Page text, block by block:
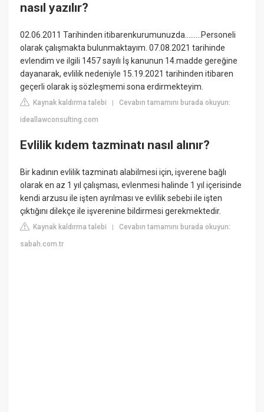
nasıl yazılır?
02.06.2011 Tarihinden itibarenkurumunuzda………Personeli
olarak çalışmakta bulunmaktayım. 07.08.2021 tarihinde
evlendim ve ilgili 1457 sayılı İş kanunun 14.madde gereğine
dayanarak, evlilik nedeniyle 15.19.2021 tarihinden itibaren
geçerli olarak iş sözleşmemi sona erdirmekteyim.
Kaynak kaldırma talebi |Cevabın tamamını burada okuyun:
ideallawconsulting.com
Evlilik kıdem tazminatı nasıl alınır?
Bir kadının evlilik tazminatı alabilmesi için, işverene bağlı
olarak en az 1 yıl çalışması, evlenmesi halinde 1 yıl içerisinde
kendi arzusu ile işten ayrılması ve evlilik sebebi ile işten
çıktığını dilekçe ile işverenine bildirmesi gerekmektedir.
Kaynak kaldırma talebi |Cevabın tamamını burada okuyun:
sabah.com.tr